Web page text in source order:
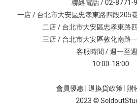
聯絡電話 / 02-8771-
一店 / 台北市大安區忠孝東路四段205
二店 / 台北市大安區忠孝東路
三店 / 台北市大安區敦化南路
客服時間 / 週一至
10:00-18:00
會員優惠 退換貨政策
購
2023 ©